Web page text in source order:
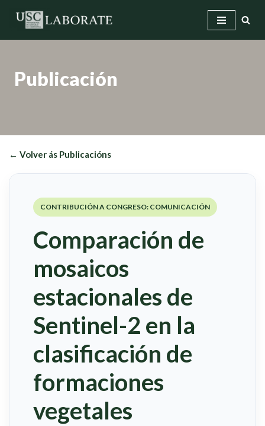
Saltar
Publicación
← Volver ás Publicacións
CONTRIBUCIÓN A CONGRESO: COMUNICACIÓN
Comparación de
mosaicos
estacionales de
Sentinel-2 en la
clasificación de
formaciones
vegetales